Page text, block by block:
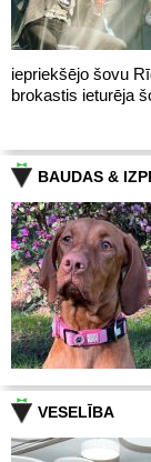
iepriekšējo šovu
brokastis ieturēja
BAUDAS &
VESELĪBA